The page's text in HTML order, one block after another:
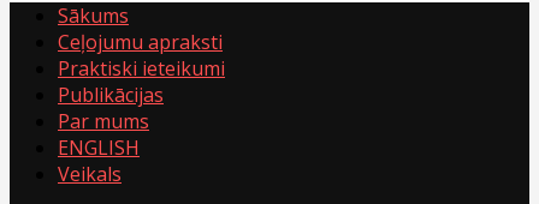
Sākums
Ceļojumu apraksti
Praktiski ieteikumi
Publikācijas
Par mums
ENGLISH
Veikals